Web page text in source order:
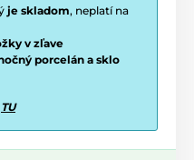
je skladom, neplatí na
v zľave
porcelán a sklo
TU